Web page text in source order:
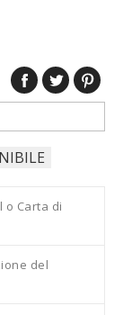
o Carta di
del